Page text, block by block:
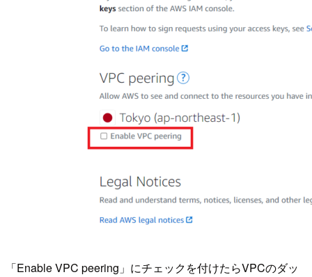
「Enable VPC peering」にチェックを付けたらVPCのダッ